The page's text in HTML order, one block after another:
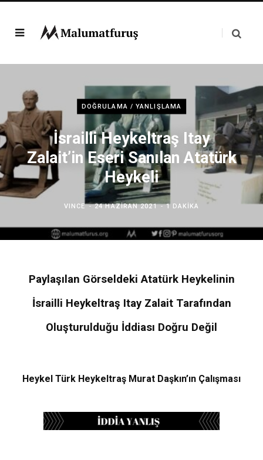
DOĞRULAMA / YANLIŞLAMA
İsrailli Heykeltraş Itay
Zalait’in Eseri Sanılan Atatürk
Heykeli
VINCE 24 HAZIRAN 2021 1 DAKIKA
Paylaşılan Görseldeki Atatürk Heykelinin
İsrailli Heykeltraş Itay Zalait Tarafından
Oluşturulduğu İddiası Doğru Değil
Heykel Türk Heykeltraş Murat Daşkın’ın Çalışması